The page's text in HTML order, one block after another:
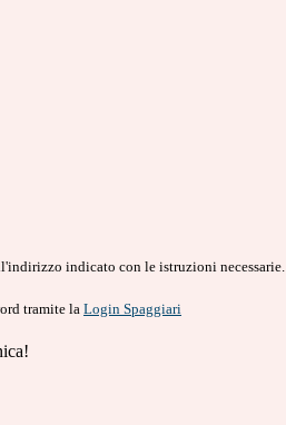
indicato con le istruzioni necessarie.
tramite la Login Spaggiari